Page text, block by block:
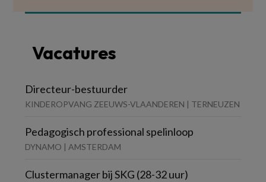
Vacatures
Directeur-bestuurder
KINDEROPVANG ZEEUWS-VLAANDEREN | TERNEUZEN
Pedagogisch professional spelinloop
DYNAMO | AMSTERDAM
Clustermanager bij SKG (28-32 uur)